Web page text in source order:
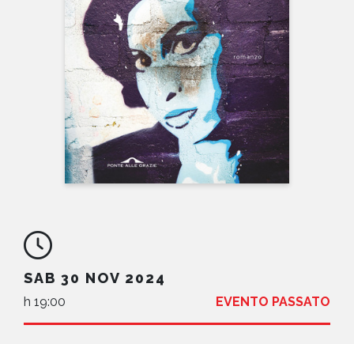
NEWS
CONTATTI
SAB 30 NOV 2024
h 19:00 EVENTO PASSATO